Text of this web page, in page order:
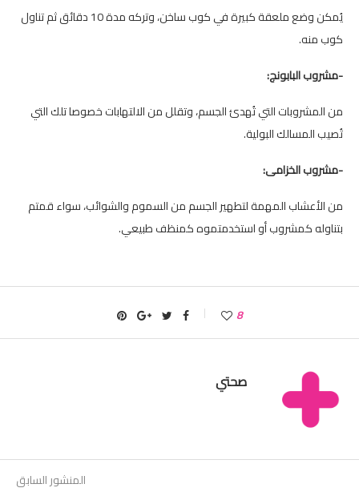
يُمكن وضع ملعقة كبيرة في كوب ساخن، وتركه مدة 10 دقائق ثم تناول
كوب منه.
-مشروب البابونج:
من المشروبات التي تُهدئ الجسم، وتقلل من الالتهابات خصوصا تلك التي
تُصيب المسالك البولية.
-مشروب الخزامى:
من الأعشاب المهمة لتطهير الجسم من السموم والشوائب، سواء قمتم
بتناوله كمشروب أو استخدمتموه كمنظف طبيعي.
8
صحتي
المنشور السابق